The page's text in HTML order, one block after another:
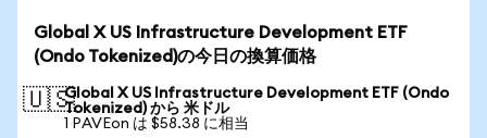
Global X US Infrastructure Development ETF
(Ondo Tokenized)の今日の換算価格
🇺🇸Global X US Infrastructure Development ETF (Ondo
Tokenized) から 米ドル
1 PAVEon は $58.38 に相当